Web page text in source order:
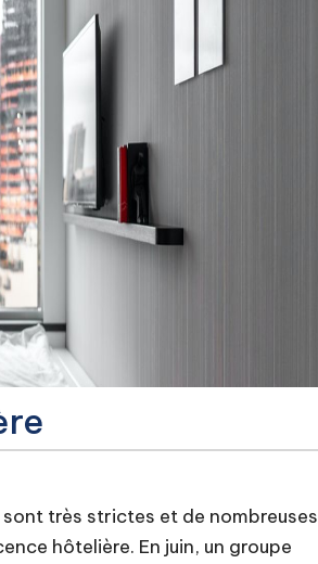
très strictes et de nombreuses
hôtelière. En juin, un groupe